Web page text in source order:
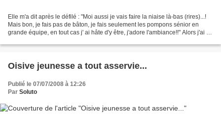
Elle m'a dit après le défilé : "Moi aussi je vais faire la niaise là-bas (rires)...!
Mais bon, je fais pas de bâton, je fais seulement les pompons sénior en
grande équipe, en tout cas j' ai hâte d'y être, j'adore l'ambiance!!" Alors j'ai dit
Oisive jeunesse a tout asservie...
Publié le 07/07/2008 à 12:26
Par Soluto